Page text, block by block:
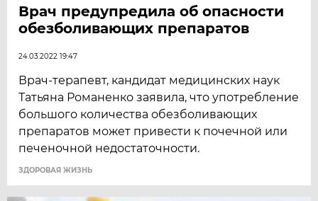
Врач предупредила об опасности
обезболивающих препаратов
24.03.2022 19:47
Врач-терапевт, кандидат медицинских наук
Татьяна Романенко заявила, что употребление
большого количества обезболивающих
препаратов может привести к почечной или
печеночной недостаточности.
ЗДОРОВАЯ ЖИЗНЬ